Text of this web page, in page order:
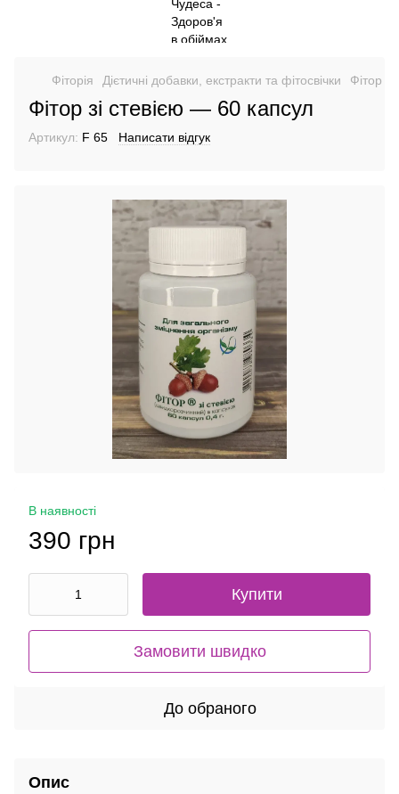
Фіторія Дієтичні добавки, екстракти та фітосвічки Фітор
Фітор зі стевією — 60 капсул
Артикул: F 65 Написати відгук
В наявності
390 грн
Купити
Замовити швидко
До обраного
Опис